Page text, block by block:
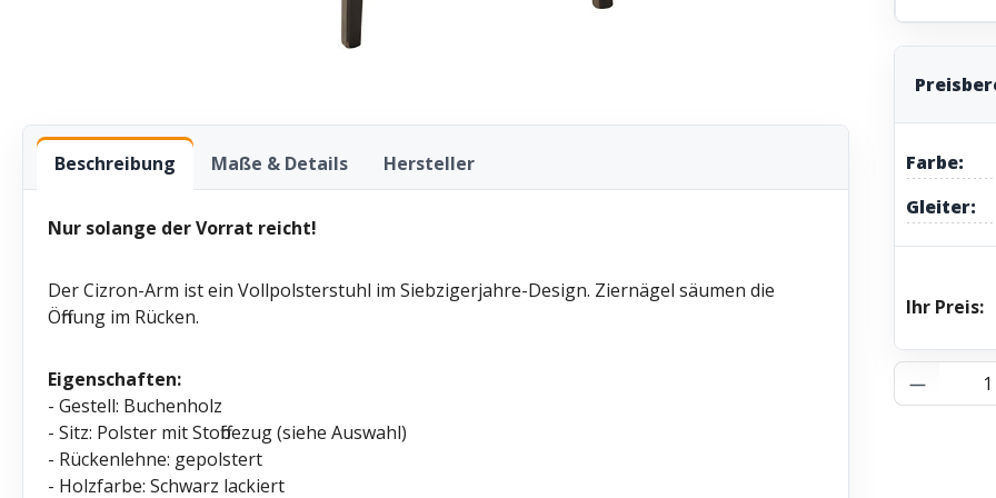
Farbe:
Gleiter:
Ihr Preis:
Beschreibung Maße & Details Hersteller
Nur solange der Vorrat reicht!
Der Cizron-Arm ist ein Vollpolsterstuhl im Siebzigerjahre-Design. Ziernägel säumen die
Öffnung im Rücken.
Eigenschaften:
- Gestell: Buchenholz
- Sitz: Polster mit Stoffbezug (siehe Auswahl)
- Rückenlehne: gepolstert
- Holzfarbe: Schwarz lackiert